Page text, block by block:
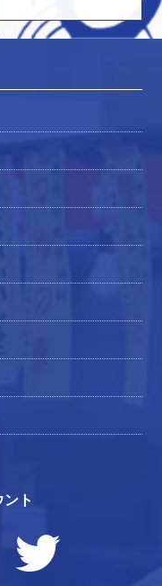
ト